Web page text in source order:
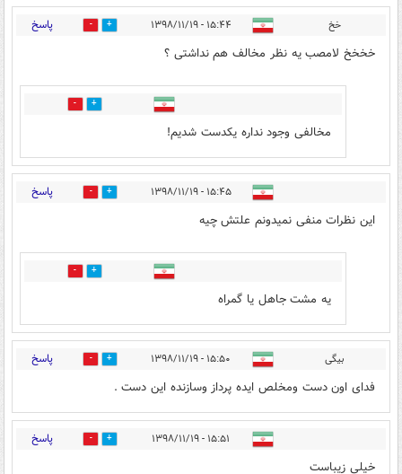
خخ ۱۵:۴۴ - ۱۳۹۸/۱۱/۱۹ 22 پاسخ
خخخخ لامصب یه نظر مخالف هم نداشتی ؟
3
مخالفی وجود نداره یکدست شدیم!
۱۵:۴۵ - ۱۳۹۸/۱۱/۱۹ 195 پاسخ
این نظرات منفی نمیدونم علتش چیه
156
یه مشت جاهل یا گمراه
بيگى ۱۵:۵۰ - ۱۳۹۸/۱۱/۱۹ 201 پاسخ
فداى اون دست ومخلص ايده پرداز وسازنده اين دست .
۱۵:۵۱ - ۱۳۹۸/۱۱/۱۹ 166 پاسخ
خیلی زیباست